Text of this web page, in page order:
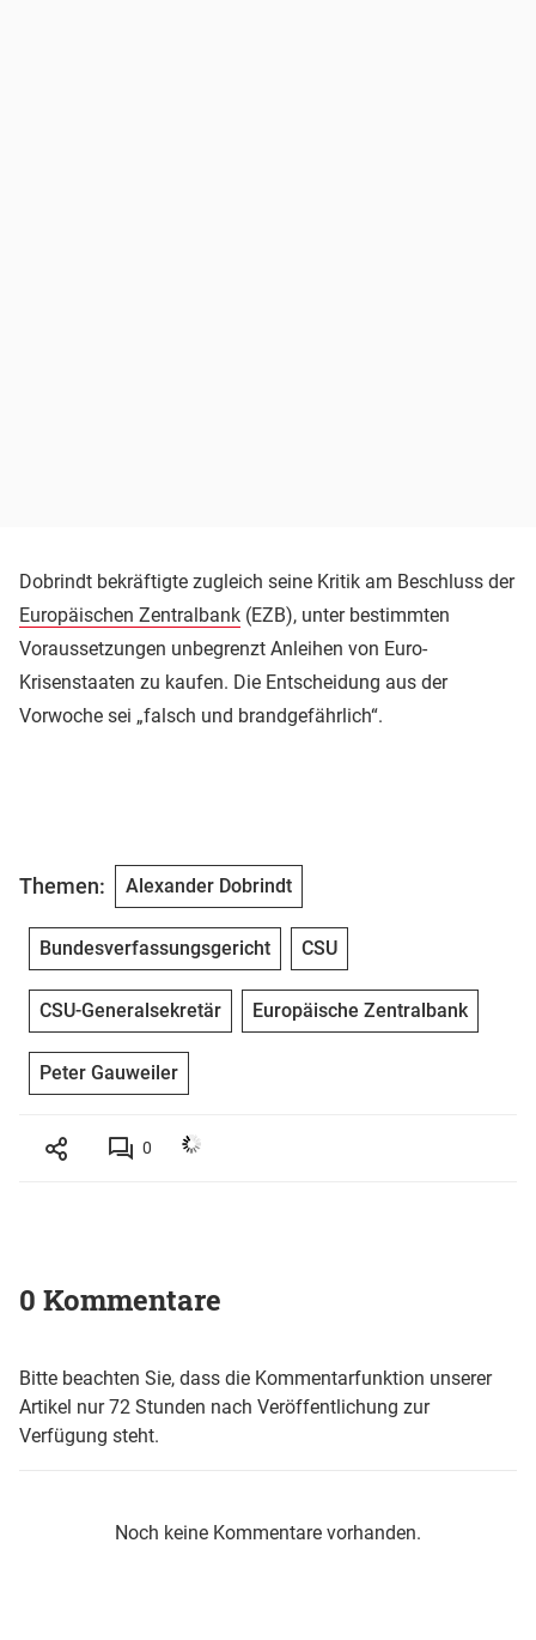
Dobrindt bekräftigte zugleich seine Kritik am Beschluss der
Europäischen Zentralbank (EZB), unter bestimmten
Voraussetzungen unbegrenzt Anleihen von Euro-
Krisenstaaten zu kaufen. Die Entscheidung aus der
Vorwoche sei „falsch und brandgefährlich“.
Themen: Alexander Dobrindt
Bundesverfassungsgericht CSU
CSU-Generalsekretär Europäische Zentralbank
Peter Gauweiler
0
0 Kommentare
Bitte beachten Sie, dass die Kommentarfunktion unserer
Artikel nur 72 Stunden nach Veröffentlichung zur
Verfügung steht.
Noch keine Kommentare vorhanden.